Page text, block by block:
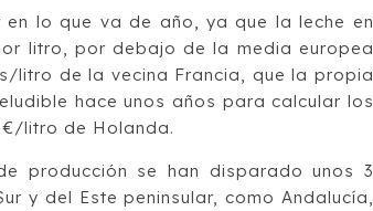
lo que va de año, ya que la leche en
litro, por debajo de la media europea
litro de la vecina Francia, que la propia
hace unos años para calcular los
litro de Holanda.
producción se han disparado unos 3
y del Este peninsular, como Andalucía,